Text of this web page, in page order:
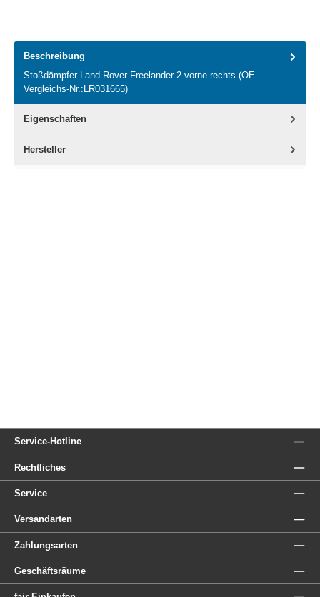
Beschreibung
Stoßdämpfer Land Rover Freelander 2 vorne rechts (OE-
Vergleichs-Nr.:LR031665)
Eigenschaften
Hersteller
Service-Hotline
Rechtliches
Service
Versandarten
Zahlungsarten
Geschäftsräume